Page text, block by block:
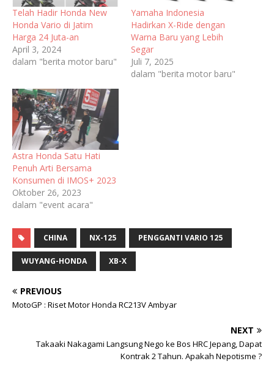
Telah Hadir Honda New
Honda Vario di Jatim
Harga 24 Juta-an
April 3, 2024
dalam "berita motor baru"
Yamaha Indonesia
Hadirkan X-Ride dengan
Warna Baru yang Lebih
Segar
Juli 7, 2025
dalam "berita motor baru"
Astra Honda Satu Hati
Penuh Arti Bersama
Konsumen di IMOS+ 2023
Oktober 26, 2023
dalam "event acara"
CHINA NX-125 PENGGANTI VARIO 125
WUYANG-HONDA XB-X
PREVIOUS
MotoGP : Riset Motor Honda RC213V Ambyar
NEXT
Takaaki Nakagami Langsung Nego ke Bos HRC Jepang, Dapat
Kontrak 2 Tahun. Apakah Nepotisme ?